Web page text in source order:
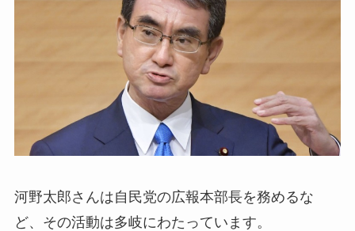
河野太郎さんは自民党の広報本部長を務めるな
ど、その活動は多岐にわたっています。